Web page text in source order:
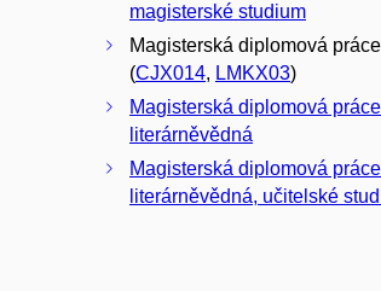
magisterské studium
Magisterská diplomová práce
(CJX014, LMKX03)
Magisterská diplomová
literárněvědná
Magisterská diplomová
literárněvědná, učitelské